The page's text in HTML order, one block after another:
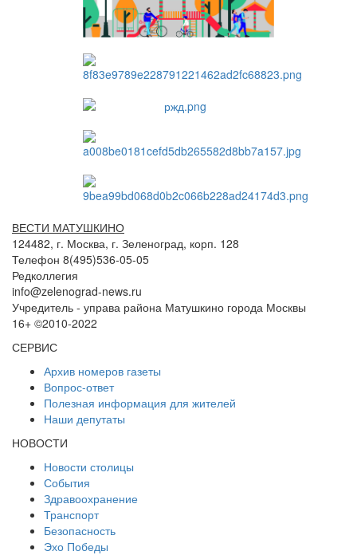
ВЕСТИ МАТУШКИНО
124482, г. Москва, г. Зеленоград, корп. 128
Телефон 8(495)536-05-05
Редколлегия
info@zelenograd-news.ru
Учредитель - управа района Матушкино города Москвы
16+ ©2010-2022
СЕРВИС
Архив номеров газеты
Вопрос-ответ
Полезная информация для жителей
Наши депутаты
НОВОСТИ
Новости столицы
События
Здравоохранение
Транспорт
Безопасность
Эхо Победы